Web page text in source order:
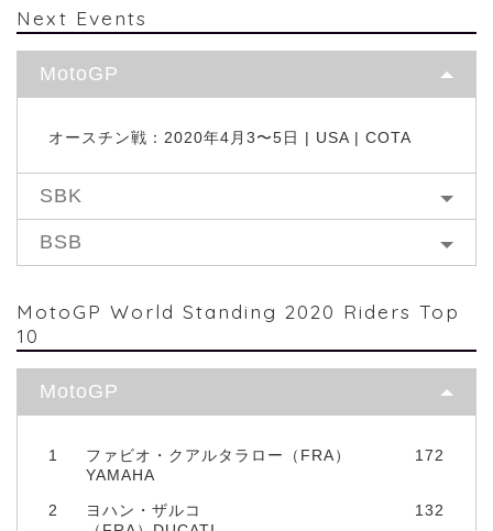
Next Events
MotoGP
オースチン戦：2020年4月3〜5日 | USA | COTA
SBK
BSB
MotoGP World Standing 2020 Riders Top
10
MotoGP
1
ファビオ・クアルタラロー（FRA）
YAMAHA
172
2
ヨハン・ザルコ
132